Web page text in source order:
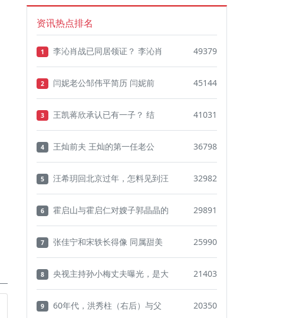
资讯热点排名
1 李沁肖战已同居领证？ 李沁肖 49379
2 闫妮老公邹伟平简历 闫妮前 45144
3 王凯蒋欣承认已有一子？ 结 41031
4 王灿前夫 王灿的第一任老公 36798
5 汪希玥回北京过年，怎料见到汪 32982
6 霍启山与霍启仁对嫂子郭晶晶的 29891
7 张佳宁和宋轶长得像 同属甜美 25990
8 央视主持孙小梅丈夫曝光，是大 21403
9 60年代，洪秀柱（右后）与父 20350